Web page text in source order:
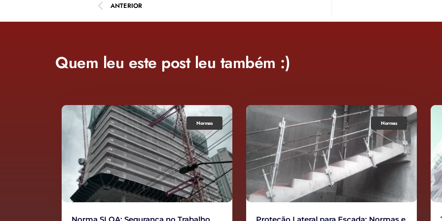
ANTERIOR
Quem leu este post leu também :)
Normas Normas